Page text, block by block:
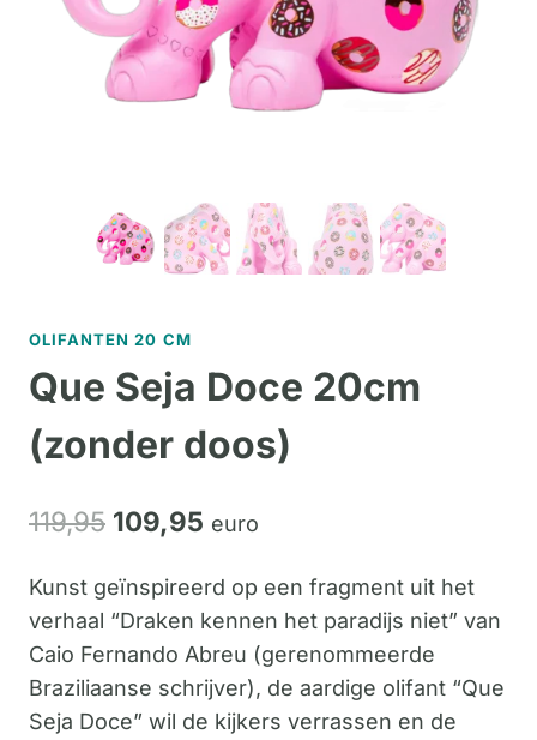
OLIFANTEN 20 CM
Que Seja Doce 20cm
(zonder doos)
119,95 Oorspronkelijke
was:
119,95.
109,95 Huidige
is:
109,95.
euro
Kunst geïnspireerd op een fragment uit het
verhaal “Draken kennen het paradijs niet” van
Caio Fernando Abreu (gerenommeerde
Braziliaanse schrijver), de aardige olifant “Que
Seja Doce” wil de kijkers verrassen en de